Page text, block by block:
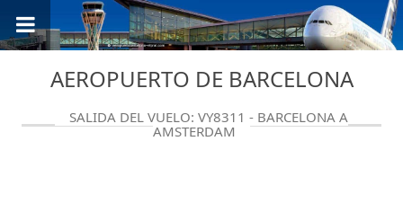
AEROPUERTO DE BARCELONA
SALIDA DEL VUELO: VY8311 - BARCELONA A
AMSTERDAM